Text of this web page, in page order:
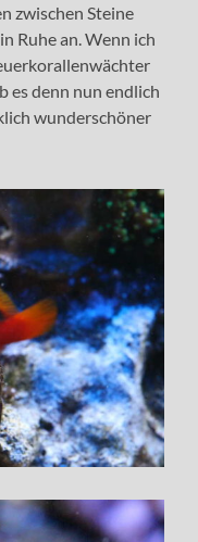
zwischen Steine
Ruhe an. Wenn ich
es denn nun endlich
wunderschöner